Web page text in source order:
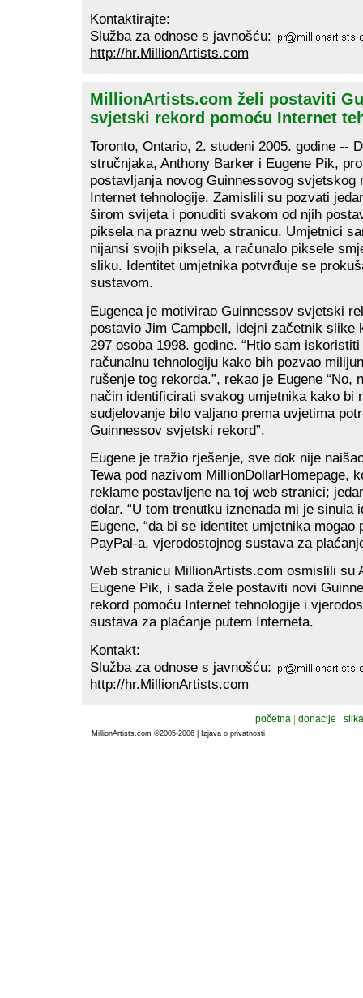
Kontaktirajte:
Služba za odnose s javnošću:
http://hr.MillionArtists.com
MillionArtists.com želi postaviti
svjetski rekord pomoću Internet
Toronto, Ontario, 2. studeni 2005. godine --
stručnjaka, Anthony Barker i Eugene Pik,
postavljanja novog Guinnessovog svjetskog
Internet tehnologije. Zamislili su pozvati
širom svijeta i ponuditi svakom od njih
piksela na praznu web stranicu. Umjetnici
nijansi svojih piksela, a računalo piksele
sliku. Identitet umjetnika potvrđuje se
sustavom.
Eugenea je motivirao Guinnessov svjetski
postavio Jim Campbell, idejni začetnik slike
297 osoba 1998. godine. “Htio sam
računalnu tehnologiju kako bih pozvao
rušenje tog rekorda.”, rekao je Eugene “No,
način identificirati svakog umjetnika kako bi
sudjelovanje bilo valjano prema uvjetima
Guinnessov svjetski rekord”.
Eugene je tražio rješenje, sve dok nije
Tewa pod nazivom MillionDollarHomepage,
reklame postavljene na toj web stranici;
dolar. “U tom trenutku iznenada mi je sinula
Eugene, “da bi se identitet umjetnika mogao
PayPal-a, vjerodostojnog sustava za
Web stranicu MillionArtists.com osmislili su
Eugene Pik, i sada žele postaviti novi
rekord pomoću Internet tehnologije i
sustava za plaćanje putem Interneta.
Kontakt:
Služba za odnose s javnošću:
http://hr.MillionArtists.com
početna| donacije slika
MillionArtists.com ©2005-2006 Izjava o privatnosti